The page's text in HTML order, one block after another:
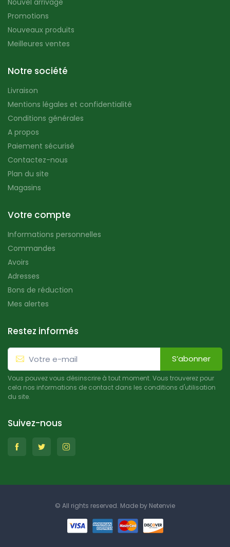
Nouvel arrivage
Promotions
Nouveaux produits
Meilleures ventes
Notre société
Livraison
Mentions légales et confidentialité
Conditions générales
A propos
Paiement sécurisé
Contactez-nous
Plan du site
Magasins
Votre compte
Informations personnelles
Commandes
Avoirs
Adresses
Bons de réduction
Mes alertes
Restez informés
S’abonner
Vous pouvez vous désinscrire à tout moment. Vous trouverez pour
cela nos informations de contact dans les conditions d'utilisation
du site.
Suivez-nous
© All rights reserved. Made by Netenvie